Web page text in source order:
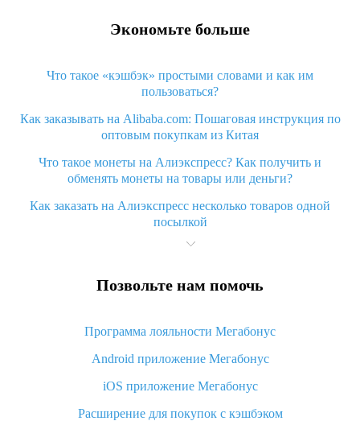
Экономьте больше
Что такое «кэшбэк» простыми словами и как им
пользоваться?
Как заказывать на Alibaba.com: Пошаговая инструкция по
оптовым покупкам из Китая
Что такое монеты на Алиэкспресс? Как получить и
обменять монеты на товары или деньги?
Как заказать на Алиэкспресс несколько товаров одной
посылкой
Что значит статус «Заказ закрыт» на Алиэкспресс и что
Что делать, если Алиэкспресс просит ввести паспортные
Как узнать, куда пришла посылка с Алиэкспресс
Вы отменили заказ на Алиэкспресс, когда вернут деньги?
Что такое баллы на Алиэкспресс, как их получить и
Позвольте нам помочь
Программа лояльности Мегабонус
Android приложение Мегабонус
iOS приложение Мегабонус
Расширение для покупок с кэшбэком